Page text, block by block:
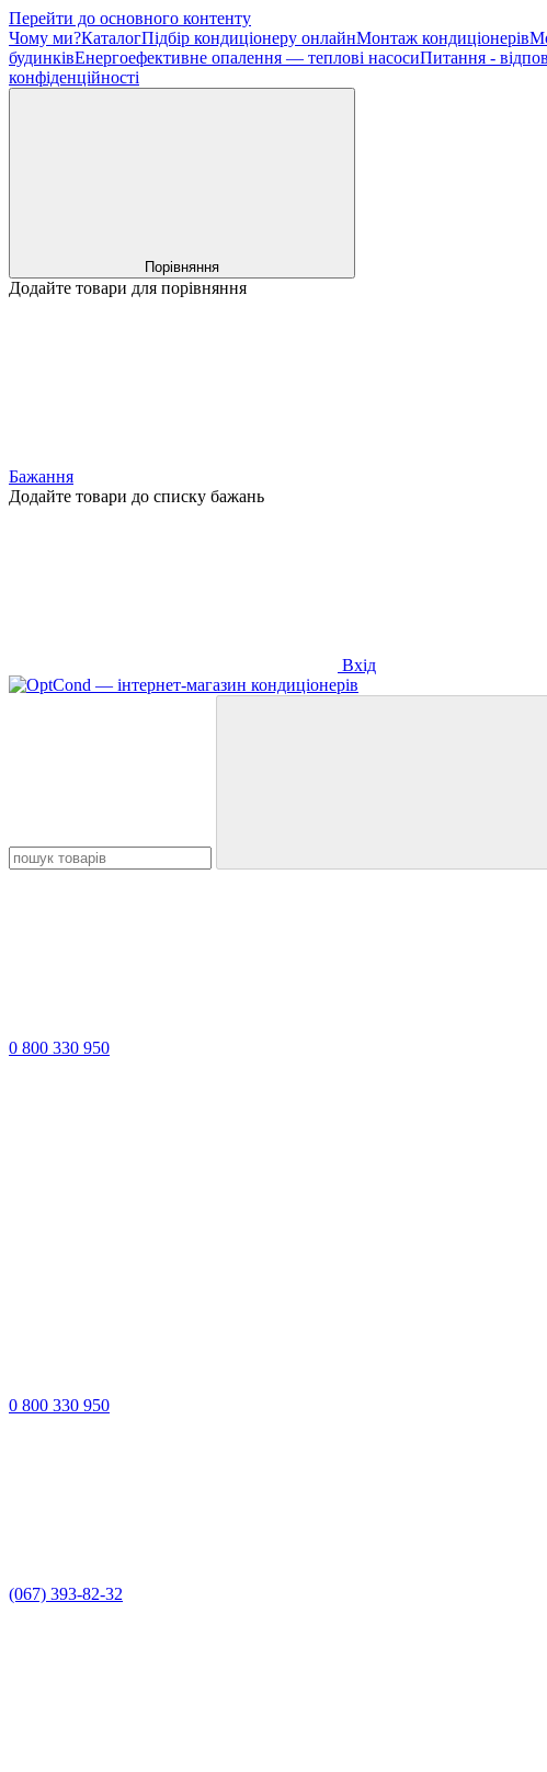
Перейти до основного контенту
Чому ми?КаталогПідбір кондиціонеру онлайнМонтаж кондиціонерів
будинківЕнергоефективне опалення — теплові насосиПитання -
конфіденційності
Порівняння
Додайте товари для порівняння
Бажання
Додайте товари до списку бажань
Вхід
0 800 330 950
0 800 330 950
(067) 393-82-32